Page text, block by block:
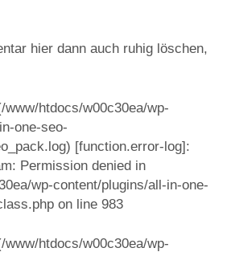
hier dann auch ruhig löschen,
www/htdocs/w00c30ea/wp-
one-seo-
[function.error-log]:
Permission denied in
wp-content/plugins/all-in-one-
on line 983
www/htdocs/w00c30ea/wp-